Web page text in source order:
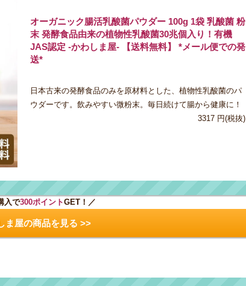
オーガニック腸活乳酸菌パウダー 100g 1袋 乳酸菌 粉
末 発酵食品由来の植物性乳酸菌30兆個入り！有機
JAS認定 -かわしま屋- 【送料無料】 *メール便での発
送*
日本古来の発酵食品のみを原材料とした、植物性乳酸菌のパ
ウダーです。飲みやすい微粉末。毎日続けて腸から健康に！
3317 円(税抜)
入で300ポイントGET！／
ま屋の商品を見る >>